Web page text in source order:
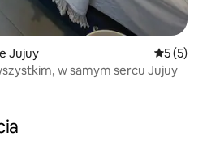
Jujuy Średnia
5 (5)
w samym sercu Jujuy